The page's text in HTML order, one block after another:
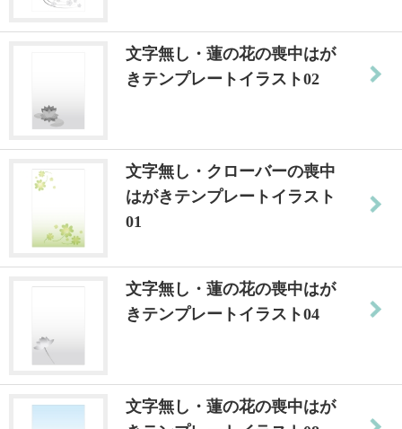
文字無し・蓮の花の喪中はが
きテンプレートイラスト02
文字無し・クローバーの喪中
はがきテンプレートイラスト
01
文字無し・蓮の花の喪中はが
きテンプレートイラスト04
文字無し・蓮の花の喪中はが